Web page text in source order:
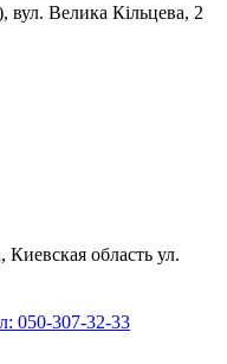
вул. Велика Кільцева, 2
область ул.
050-307-32-33